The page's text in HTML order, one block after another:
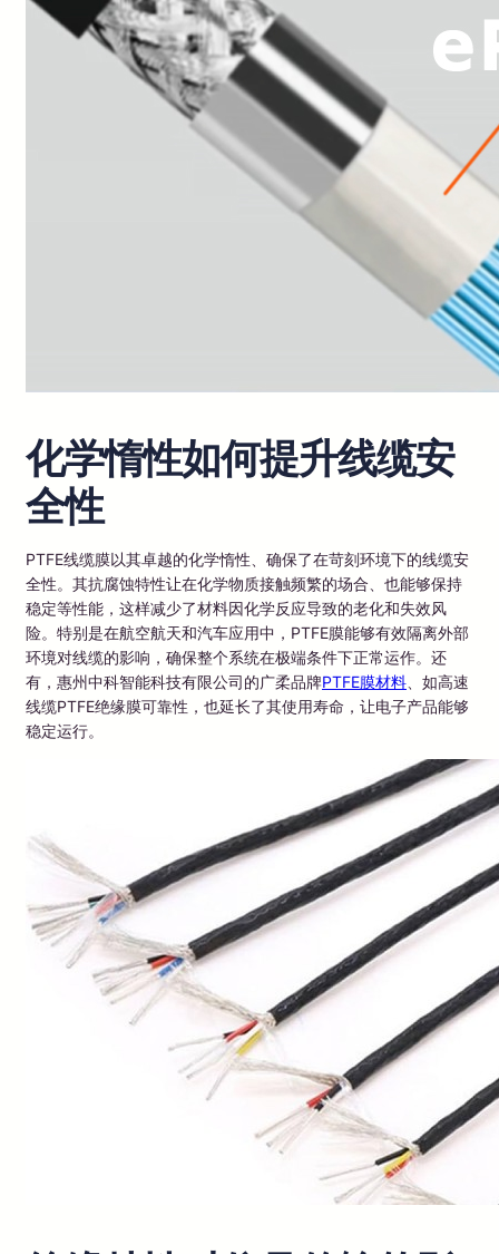
化学惰性如何提升线缆安
全性
PTFE线缆膜以其卓越的化学惰性、确保了在苛刻环境下的线缆安
全性。其抗腐蚀特性让在化学物质接触频繁的场合、也能够保持
稳定等性能，这样减少了材料因化学反应导致的老化和失效风
险。特别是在航空航天和汽车应用中，PTFE膜能够有效隔离外部
环境对线缆的影响，确保整个系统在极端条件下正常运作。还
有，惠州中科智能科技有限公司的广柔品牌PTFE膜材料 、如高速
线缆PTFE绝缘膜可靠性，也延长了其使用寿命，让电子产品能够
稳定运行。